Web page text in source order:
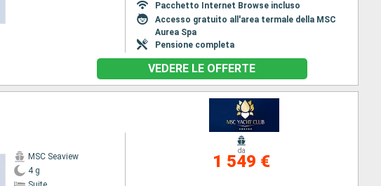
Pacchetto Internet Browse incluso
Accesso gratuito all'area termale della MSC
Aurea Spa
Pensione completa
VEDERE LE OFFERTE
MSC Seaview
4 g
da
1 549 €